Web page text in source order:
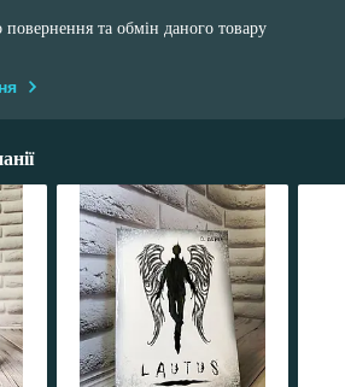
та обмін даного товару